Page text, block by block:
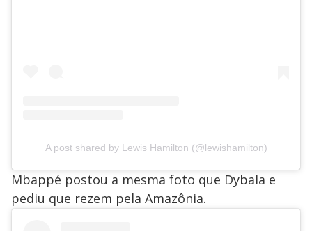
A post shared by Lewis Hamilton (@lewishamilton)
Mbappé postou a mesma foto que Dybala e
pediu que rezem pela Amazônia.